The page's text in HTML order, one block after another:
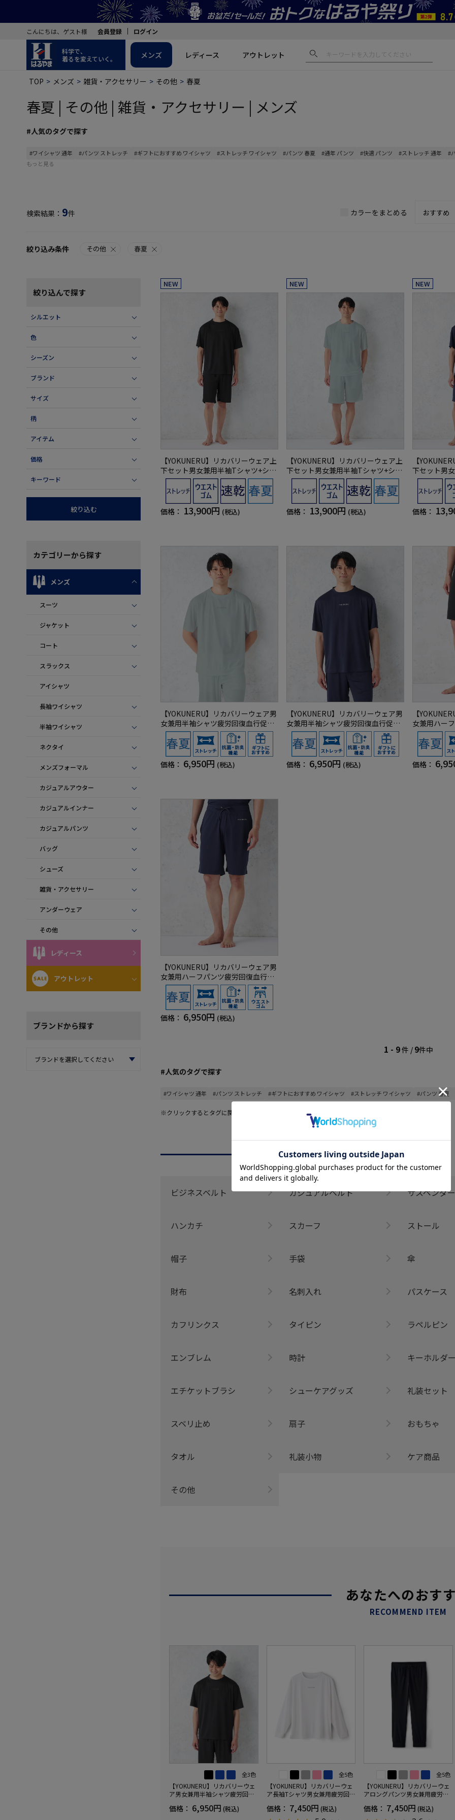
こんにちは、ゲスト様 会員登録 ログイン
科学で、
着るを変えていく。
メンズ レディース アウトレット
TOP メンズ 雑貨・アクセサリー その他 春夏
春夏 | その他 | 雑貨・アクセサリー | メンズ
#人気のタグで探す
#ワイシャツ 通年 #パンツ ストレッチ #ギフトにおすすめ ワイシャツ #ストレッチ ワイシャツ #パンツ 春夏 #通年 パンツ #快適 パンツ #ストレッチ 通年 #
もっと見る
検索結果： 9件 カラーをまとめる
絞り込み条件 その他 春夏
絞り込んで探す
シルエット
色
シーズン
ブランド
サイズ
柄
アイテム
価格
キーワード
絞り込む
カテゴリーから探す
メンズ
スーツ
ジャケット
コート
スラックス
アイシャツ
長袖ワイシャツ
半袖ワイシャツ
ネクタイ
メンズフォーマル
カジュアルアウター
カジュアルインナー
カジュアルパンツ
バッグ
シューズ
雑貨・アクセサリー
アンダーウェア
その他
レディース
アウトレット
ブランドから探す
NEW
【YOKUNERU】リカバリーウェア上
下セット男女兼用半袖Tシャツ+ショ
ートパンツ疲労回復血行促進遠赤外
線快眠NANOMIX(R)【一般医療機
器】SS～LLサイズ
価格： 13,900円 (税込)
NEW
【YOKUNERU】リカバリーウェア上
下セット男女兼用半袖Tシャツ+ショ
ートパンツ疲労回復血行促進遠赤外
線快眠NANOMIX(R)【一般医療機
器】SS～LLサイズ
価格： 13,900円 (税込)
NEW
【
下セット男
ートパンツ
線快眠
器】SS～LL
価格：
【YOKUNERU】リカバリーウェア男
女兼用半袖シャツ疲労回復血行促進
遠赤外線快眠NANOMIX(R)【一般医
療機器】SS～LLサイズ
価格： 6,950円 (税込)
【YOKUNERU】リカバリーウェア男
女兼用半袖シャツ疲労回復血行促進
遠赤外線快眠NANOMIX(R)【一般医
療機器】SS～LLサイズ
価格： 6,950円 (税込)
【
女兼用ハー
進遠赤外線
医療機器】
価格：
【YOKUNERU】リカバリーウェア男
女兼用ハーフパンツ疲労回復血行促
進遠赤外線快眠NANOMIX(R)【一般
医療機器】SS～LLサイズ
価格： 6,950円 (税込)
1 - 9件 / 9件中
#人気のタグで探す
#ワイシャツ 通年 #パンツ ストレッチ #ギフトにおすすめ ワイシャツ #ストレッチ ワイシャツ #パンツ 春夏
※クリックするとタグに関連した商品が表示されます。
CATEGORY
商品を絞る
ビジネスベルト カジュアルベルト サスペンダー
ハンカチ スカーフ ストール
帽子 手袋 傘
財布 名刺入れ パスケース
カフリンクス タイピン ラペルピン
エンブレム 時計 キーホルダー
エチケットブラシ シューケアグッズ 礼装セット
スベリ止め 扇子 おもちゃ
タオル 礼装小物 ケア商品
その他
あなたへのおす
RECOMMEND ITEM
全3色
【YOKUNERU】リカバリーウェ
ア男女兼用半袖シャツ疲労回復
(R)【一般医療機器】SS～LLサイ
価格： 6,950円 (税込)
全5色
【YOKUNERU】リカバリーウェ
ア長袖Tシャツ男女兼用疲労回復
(R)【一般医療機器】SS～LLサイ
価格： 7,450円 (税込)
全5色
【YOKUNERU】リカバリーウェ
アロングパンツ男女兼用疲労回
IX(R)【一般医療機器】SS～LLサ
価格： 7,450円 (税込)